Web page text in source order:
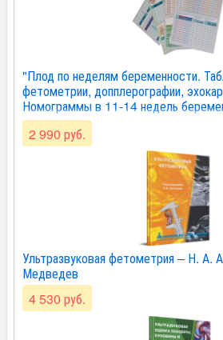
"Плод по неделям беременности.
фетометрии, допплерографии,
Номограммы в 11-14 недель
М. В. Медведев
2 990 руб.
Ультразвуковая фетометрия – Н. А.
Медведев
4 530 руб.